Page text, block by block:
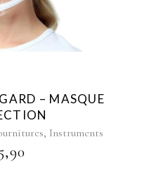
– MASQUE
, Instruments